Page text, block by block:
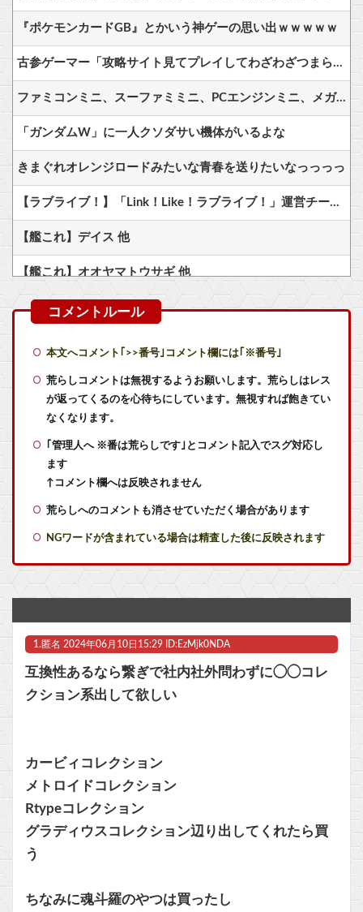
『ポケモンカードGB』とかいう神ゲーの思い出ｗｗｗｗｗ
古参ゲーマー「攻略サイト見てプレイしてわざわざつまらなくしてどうするの？」←これ
ファミコンミニ、スーファミミニ、PCエンジンミニ、メガドラミニ、ネオジオミニ
「ガンダムW」に一人クソダサい機体がいるよな
きまぐれオレンジロードみたいな青春を送りたいなっっっっ
【ラブライブ！】「Link！Like！ラブライブ！」運営チームです。【蓮ノ空】他
【艦これ】デイス 他
【艦これ】オオヤマトウサギ 他
【艦これ】けーかいじん 他
【艦これ】そもそも深海ってなんか悪いことしたの
任天堂ソフトのダウンロード率61.5%ｗｗｗ
同人「10円」セール「第3弾」
【悲報】「メトロイドプライム4」 新品が2999円に…
国税職員さん、納税者を騙して約1億5000万円受け取り懲戒免職処分 詐欺などの疑いで刑事告発も
【ウマ娘】とりあえず育成完了させたウマ娘のスキルを取得するのが面倒…このまま終わらせたろ！ ←「実はこれちょっと損してるぞ」
ニンテンドーダイレクトってやる意味あるの？
ビットコイン再び1600万円へ。ドル円は147円に
本文へコメント｢>>番号｣コメント欄には｢※番号｣
荒らしコメントは無視するようお願いします。荒らしはレス
が返ってくるのを心待ちにしています。無視すれば飽きてい
なくなります。
｢管理人へ ※番は荒らしです｣とコメント記入でスグ対応し
ます
↑コメント欄へは反映されません
荒らしへのコメントも消させていただく場合があります
NGワードが含まれている場合は精査した後に反映されます
1. 匿名 2024年06月10日15:29 ID:EzMjk0NDA
互換性あるなら繋ぎで社内社外問わずに◯◯コレ
クション系出して欲しい
カービィコレクション
メトロイドコレクション
Rtypeコレクション
グラディウスコレクション辺り出してくれたら買
う
ちなみに魂斗羅のやつは買ったし